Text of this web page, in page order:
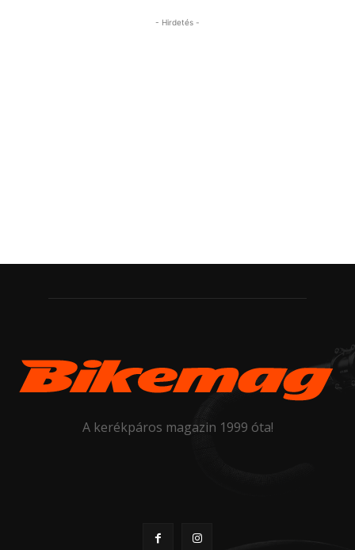
- Hirdetés -
A kerékpáros magazin 1999 óta!